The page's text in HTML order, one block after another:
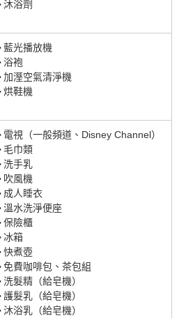
沐浴劑
藍光播放機
浴袍
加溼空氣清淨機
烘鞋機
電視（一般頻道、Disney Channel）
毛巾類
洗手乳
吹風機
成人睡衣
溫水洗淨便座
保險櫃
冰箱
快煮壺
免費咖啡包、茶包組
洗髮精（給皂機）
護髮乳（給皂機）
沐浴乳（給皂機）